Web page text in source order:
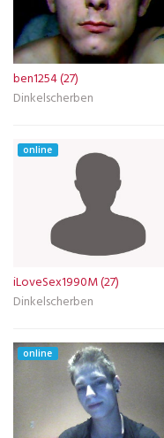
ben1254 (27)
Dinkelscherben
online
iLoveSex1990M (27)
Dinkelscherben
online